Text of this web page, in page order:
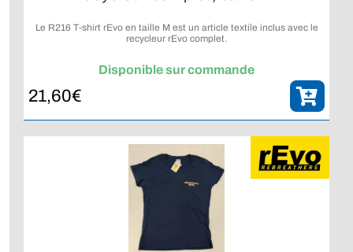
Le R216 T-shirt rEvo en taille M est un article textile inclus avec le
recycleur rEvo complet.
Disponible sur commande
21,60€